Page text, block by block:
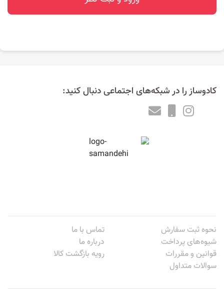
کادوساز را در شبکه‌های اجتماعی دنبال کنید:
نحوه ثبت سفارش
شیوه‌های پرداخت
قوانین و مقررات
سوالات متداول
تماس با ما
درباره ما
رویه بازگشت کالا